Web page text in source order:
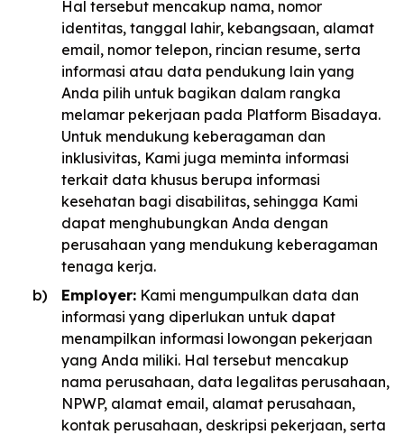
Hal tersebut mencakup nama, nomor
identitas, tanggal lahir, kebangsaan, alamat
email, nomor telepon, rincian resume, serta
informasi atau data pendukung lain yang
Anda pilih untuk bagikan dalam rangka
melamar pekerjaan pada Platform Bisadaya.
Untuk mendukung keberagaman dan
inklusivitas, Kami juga meminta informasi
terkait data khusus berupa informasi
kesehatan bagi disabilitas, sehingga Kami
dapat menghubungkan Anda dengan
perusahaan yang mendukung keberagaman
tenaga kerja.
Employer: Kami mengumpulkan data dan
informasi yang diperlukan untuk dapat
menampilkan informasi lowongan pekerjaan
yang Anda miliki. Hal tersebut mencakup
nama perusahaan, data legalitas perusahaan,
NPWP, alamat email, alamat perusahaan,
kontak perusahaan, deskripsi pekerjaan, serta